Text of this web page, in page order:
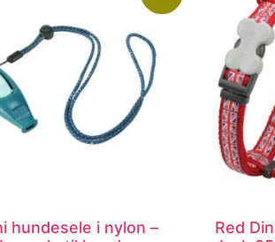
hundesele i nylon –
Red